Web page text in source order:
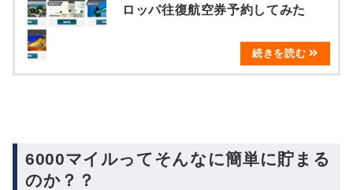
ロッパ往復航空券予約してみた
6000マイルってそんなに簡単に貯まる
のか？？